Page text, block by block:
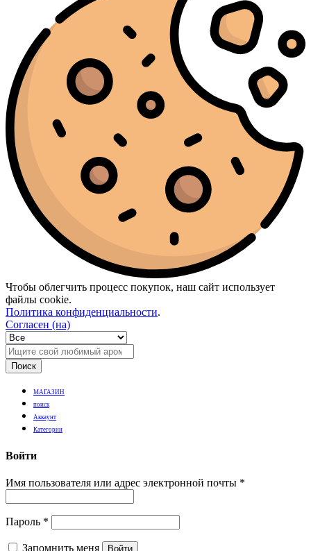
Чтобы облегчить процесс покупок, наш сайт использует
файлы cookie.
Политика конфиденциальности.
Согласен (на)
Поиск
МАГАЗИН
поиск
Аккаунт
Категории
Войти
Имя пользователя или адрес электронной почты *
Пароль *
Запомнить меня Войти